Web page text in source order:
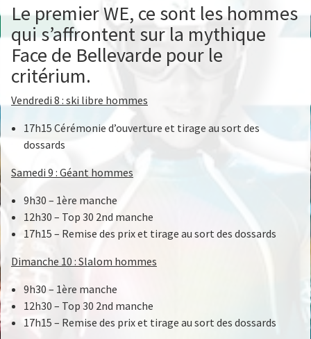
Le premier WE, ce sont les hommes
qui s’affrontent sur la mythique
Face de Bellevarde pour le
critérium.
Vendredi 8 : ski libre hommes
17h15 Cérémonie d’ouverture et tirage au sort des
dossards
Samedi 9 : Géant hommes
9h30 – 1ère manche
12h30 – Top 30 2nd manche
17h15 – Remise des prix et tirage au sort des dossards
Dimanche 10 : Slalom hommes
9h30 – 1ère manche
12h30 – Top 30 2nd manche
17h15 – Remise des prix et tirage au sort des dossards